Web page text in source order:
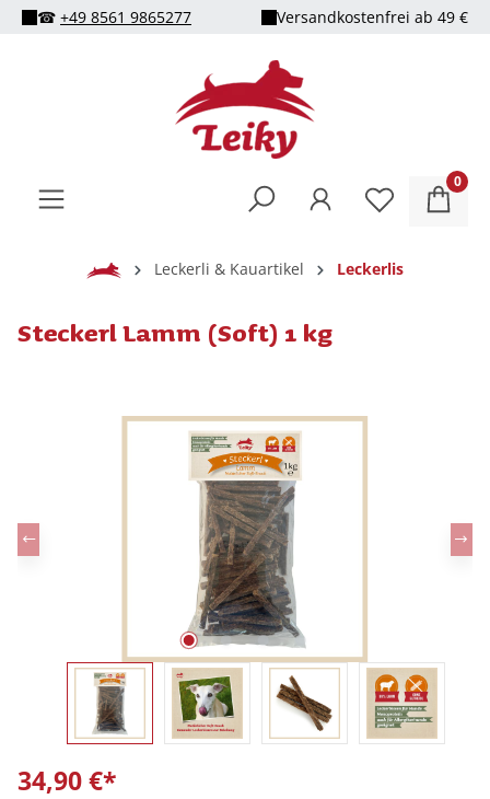
springen
☎ +49 8561 9865277 Versandkostenfrei ab 49 €
0
HomeLeckerli & Kauartikel Leckerlis
Steckerl Lamm (Soft) 1 kg
Bildergalerie überspringen
34,90 €*